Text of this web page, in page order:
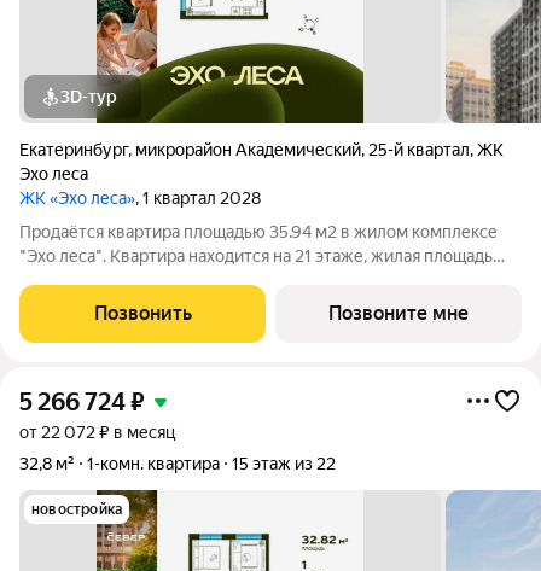
3D-тур
Екатеринбург, микрорайон Академический, 25-й квартал,ЖК
Эхо леса
ЖК «Эхо леса», 1 квартал 2028
Продаётся квартира площадью 35.94 м2 в жилом комплексе
"Эхо леса". Квартира находится на 21 этаже, жилая площадь
особенностей планировки изолированные комнаты с окнами
на одну сторону, 1
Позвонить Позвоните мне
5 266 724₽
от 22 072 ₽ в месяц
32,8 м²
1-комн. квартира 15 этаж из 22
новостройка